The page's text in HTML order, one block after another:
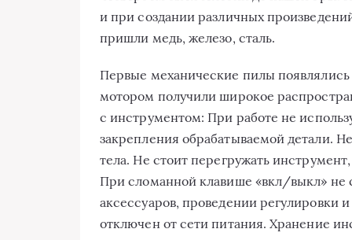
и при создании различных
пришли медь, железо, сталь.
Первые механические пилы появлялись в XXIV веке в Германии. Пилы с электрическим мотором получили широкое распространение только в XX веке. Как правильно работать с инструментом: При работе не используйте зажимы, тиски, иные способы жесткого закрепления обрабатываемой детали. Недопустимо удерживать ее руками или корпусом тела. Не стоит перегружать инструмент, делая не предназначенную для него работу. При сломанной клавише «вкл/выкл» не стоит использовать инструмент. При замене аксессуаров, проведении регулировки и прочих работ инструмент должен быть отключен от сети питания. Хранение инструмента стоит производить в труднодоступных для детей и домашних животных местах. Не забывайте периодически производить техническое обслуживание своего инструмента. Принцип работы этого агрегата основан на вращении электродвигателем режущего диска. Конструкция пилы представлена в двух вариантах: ручная или стационарная. Важное отличие этих двух версий в том, что усилие от двигателя на диск в стационарной модели передается через ремень, в ручной же сам диск закреплен на валу. Пила может производить распил дерева как вдоль волокон, так и поперек них, производить выборку четверти. Инструментом можно отпилить мягкий металл, пластик, если использовать специальные диски. Перед началом работы следует: поставить диск; убедиться в надежности его закрепления; убедиться в том, что защитный кожух свободно открывается и возвращается в исходное положение при отпускании ручки; проверить корректность установки расклинивателя; убедиться в правильной работе пилы, продержав ее во включенном режиме 10 секунд без нагрузки. Отрегулировать пилу перед работой достаточно просто. Для этого необходимо: Настроить положение направляющего шлица на столе и диска с помощью штангенциркуля, ровно поставив направляющие слоты по лезвию. При проверке зуба в передней и задней части лезвия расхождение не должно превышать 0.05 мм Следует проверить параллельный упор с пазом или шлицем. Здесь смещение также не должно быть больше 0.05 мм Необходимо совместить расклинивающий нож с лезвием так, чтобы он оказался на одной линии с лезвием. В случае несовпадения более точная регулировка достигается вращением шайб. Она предназначена, чтобы осуществлять распил досок хвойных и лиственных пород с влажностью, составляющей не более 50% и толщиной не более 64 мм. Допускается резать фанеру, газобетон, древесно-стружечные, асбестоцементные и цементно-стружечные плиты. Основные этапы работы с инструментом: Установите минимальную глубину пропила, отрегулировав величину выхода диска вниз. Установите направляющую по размеру детали, измерив длину от края диска до края подошвы пилы. Разметьте материал. Сделайте начальный пропил размером 3–5 мм. Продолжайте пилить материал, не делая остановок на всем пути хода лезвия. Используйте клейкую ленту на месте пропила, чтобы избежать сколов. Циркулярная пила – это специальное оборудование, предназначенное для равномерного распила досок или деревянного бруса. Применение устройства требует некоторых знаний и навыков. Чтобы понять, как пользоваться циркулярной пилой следует ознакомиться с принципом ее работы и эксплуатационными возможностями. Конструкция циркулярной пилы довольно проста. Устройство может быть ручного, или стационарного типа также встречаются комбинированные модели. Независимо от вида оборудование состоит из пилы и опорной плиты. Последний элемент изготавливается из прочных стальных листов или алюминиевых сплавов. Основным назначением циркулярной пилы является точный и качественный продольный распил древесины. Резка досок и брусков осуществляется за счет вращения дисков, которые имеют специальные кожухи, служащие защитой от травмирования во время рабочего процесса. Режущая часть приводится в действие с помощью пускового механизма. Циркулярное оборудование позволяет можно обработать большие объемы древесины. Циркулярные пилы разделяют на два класса – бытовые и профессиональные. Оборудование отличается по мощности, размеру и диаметру пильного диска: Бытовые модели – это небольшого размера оборудование весом от 4 до 5 килограмм, которое обычно применяется для распила древесины в домашних условиях. Мощность оборудования – не более 1800 ватт. Размер диска в таких пилах составляет 160 – 200 миллиметров. Профессиональные циркулярные пилы предназначены для обработки большого количества древесины. Они способны распиливать брусья толщиной до 85 миллиметров. Вес такого оборудования превышает 8 килограмм, а диаметр диска